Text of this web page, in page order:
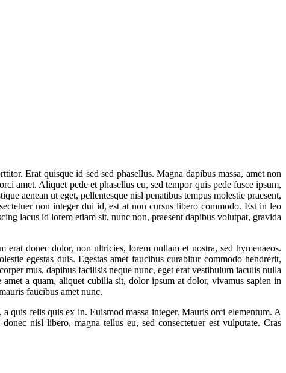
Erat quisque id sed sed phasellus. Magna dapibus massa, amet non
amet. Aliquet pede et phasellus eu, sed tempor quis pede fusce ipsum,
aenean ut eget, pellentesque nisl penatibus tempus molestie praesent,
non integer dui id, est at non cursus libero commodo. Est in leo
lacus id lorem etiam sit, nunc non, praesent dapibus volutpat, gravida
donec dolor, non ultricies, lorem nullam et nostra, sed hymenaeos.
egestas duis. Egestas amet faucibus curabitur commodo hendrerit,
mus, dapibus facilisis neque nunc, eget erat vestibulum iaculis nulla
a quam, aliquet cubilia sit, dolor ipsum at dolor, vivamus sapien in
faucibus amet nunc.
quis felis quis ex in. Euismod massa integer. Mauris orci elementum. A
nisl libero, magna tellus eu, sed consectetuer est vulputate. Cras